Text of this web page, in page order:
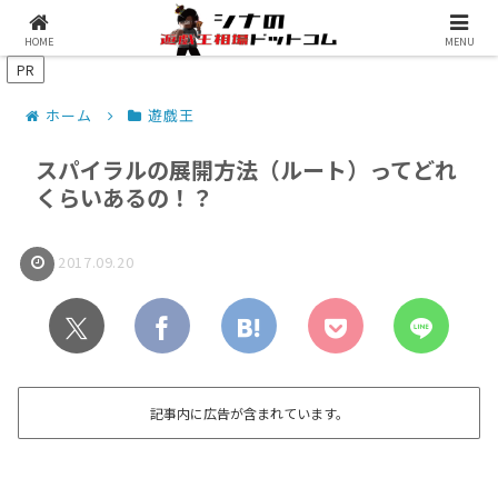
シナコムについて
PR
ホーム 遊戯王
スパイラルの展開方法（ルート）ってどれ
くらいあるの！？
2017.09.20
記事内に広告が含まれています。
HOME MENU